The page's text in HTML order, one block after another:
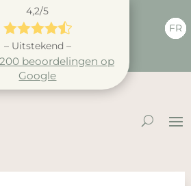
4,2/5

– Uitstekend –
200 beoordelingen op
Google
FR